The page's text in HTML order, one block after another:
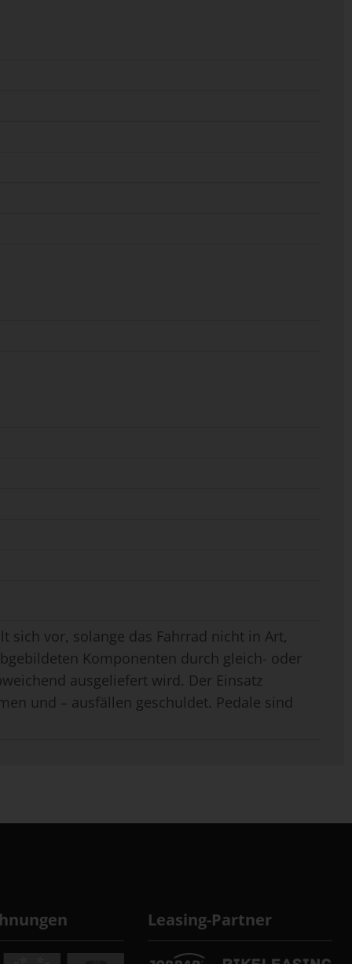
sich vor, solange das Fahrrad nicht in Art,
Komponenten durch gleich- oder
ausgeliefert wird. Der Einsatz
und – ausfällen geschuldet. Pedale sind
Leasing-Partner